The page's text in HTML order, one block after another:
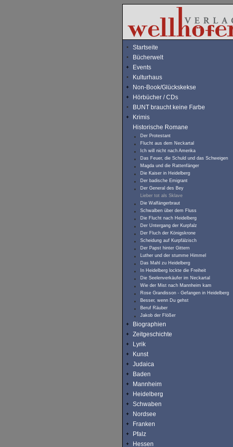
Startseite
Bücherwelt
Events
Kulturhaus
Non-Book/Glückskekse
Hörbücher / CDs
BUNT braucht keine Farbe
Krimis
Historische Romane
Der Protestant
Flucht aus dem Neckartal
Ich will nicht nach Amerika
Das Feuer, die Schuld und das Schweigen
Magda und die Rattenfänger
Die Kaiser in Heidelberg
Der badische Emigrant
Der General des Bey
Lieber tot als Sklave
Die Walfängerbraut
Schwalben über dem Fluss
Die Flucht nach Heidelberg
Der Untergang der Kurpfalz
Der Fluch der Königskrone
Scheidung auf Kurpfälzisch
Der Papst hinter Gittern
Luther und der stumme Himmel
Das Mahl zu Heidelberg
In Heidelberg lockte die Freiheit
Die Seelenverkäufer im Neckartal
Wie der Mist nach Mannheim kam
Rose Grandisson - Gefangen in Heidelberg
Besser, wenn Du gehst
Beruf Räuber
Jakob der Flößer
Biographien
Zeitgeschichte
Lyrik
Kunst
Judaica
Baden
Mannheim
Heidelberg
Schwaben
Nordsee
Franken
Pfalz
Hessen